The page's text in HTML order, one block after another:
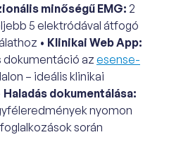
minőségű EMG: 2
5 elektródával átfogó
• Klinikai Web App:
dokumentáció az esense-
– ideális klinikai
Haladás dokumentálása:
nyomon
során